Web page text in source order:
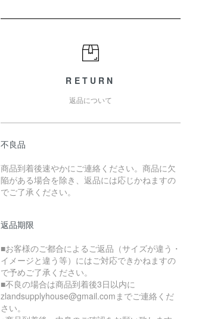
RETURN
返品について
不良品
商品到着後速やかにご連絡ください。商品に欠
陥がある場合を除き、返品には応じかねますの
でご了承ください。
返品期限
■お客様のご都合によるご返品（サイズが違う・
イメージと違う等）にはご対応できかねますの
で予めご了承ください。
■不良の場合は商品到着後3日以内に
zlandsupplyhouse@gmail.comまでご連絡くだ
さい。